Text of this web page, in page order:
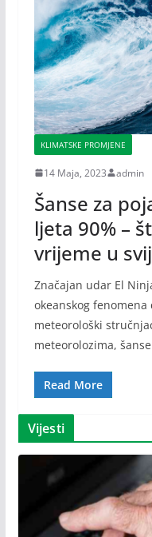
KLIMATSKE PROMJENE
14 Maja, 2023 admin
Šanse za
ljeta 90% –
vrijeme u
Značajan udar El
okeanskog
meteorološki
meteorolozima,
Read More
Vijesti